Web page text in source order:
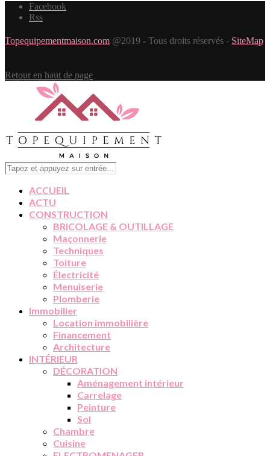
Facebook
Rss
Topequipementmaison.com @2019 - Tous droits réservés - SiteMap
Retour en haut de page
ACCUEIL
ACTU
CONSTRUCTION
BRICOLAGE & OUTILLAGE
Maçonnerie
Techniques
Toiture
Électricité
Menuiserie
Plomberie
Immobilier
Location immobilière
Financement
Architecture
INTÉRIEUR
DÉCORATION
Aménagement intérieur
Carrelage
Peinture
Sol
Chambre
Cuisine